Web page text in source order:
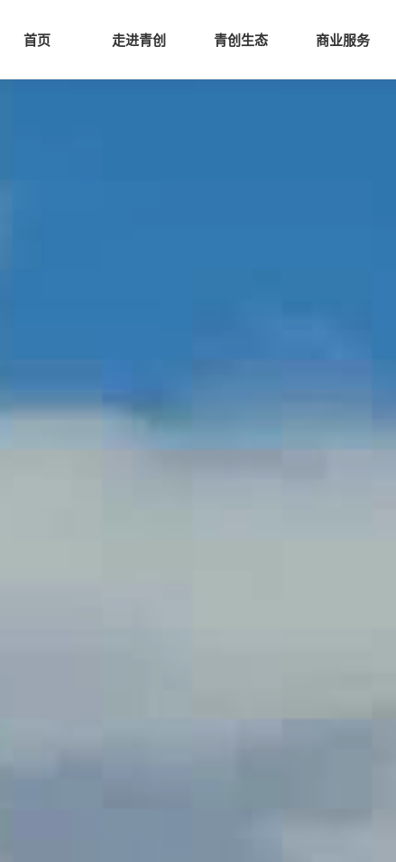
网站首页 走进青创 青创生
首页 走进青创 青创生态 商业服务